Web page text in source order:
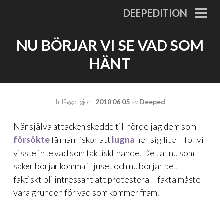
DEEPEDITION
NU BÖRJAR VI SE VAD SOM
HÄNT
Inlägget gjort 2010 06 05av Deeped
När själva attacken skedde tillhörde jag dem som
försöktefå människor att lugna ner sig lite – för vi
visste inte vad som faktiskt hände. Det är nu som
saker börjar komma i ljuset och nu börjar det
faktiskt bli intressant att protestera – fakta måste
vara grunden för vad som kommer fram.